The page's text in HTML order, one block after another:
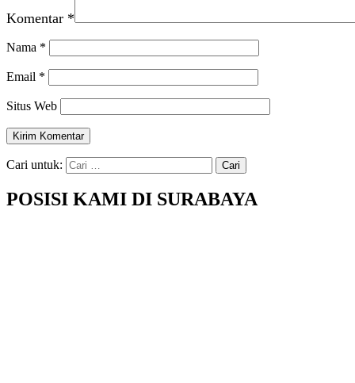
Komentar *
Nama *
Email *
Situs Web
Cari untuk:
POSISI KAMI DI SURABAYA